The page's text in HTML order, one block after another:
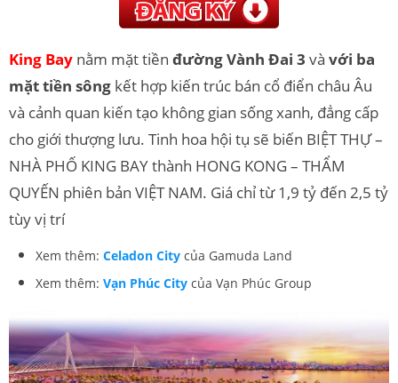
King Bay nằm mặt tiền đường Vành Đai 3 và với ba
mặt tiền sông kết hợp kiến trúc bán cổ điển châu Âu
và cảnh quan kiến tạo không gian sống xanh, đẳng cấp
cho giới thượng lưu. Tinh hoa hội tụ sẽ biến BIỆT THỰ –
NHÀ PHỐ KING BAY thành HONG KONG – THẨM
QUYẾN phiên bản VIỆT NAM. Giá chỉ từ 1,9 tỷ đến 2,5 tỷ
tùy vị trí
Xem thêm: Celadon City của Gamuda Land
Xem thêm: Vạn Phúc City của Vạn Phúc Group